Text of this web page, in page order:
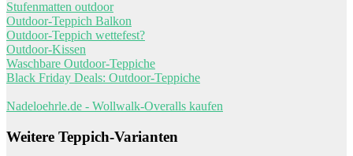
Stufenmatten outdoor
Outdoor-Teppich Balkon
Outdoor-Teppich wettefest?
Outdoor-Kissen
Waschbare Outdoor-Teppiche
Black Friday Deals: Outdoor-Teppiche
Nadeloehrle.de - Wollwalk-Overalls kaufen
Weitere Teppich-Varianten